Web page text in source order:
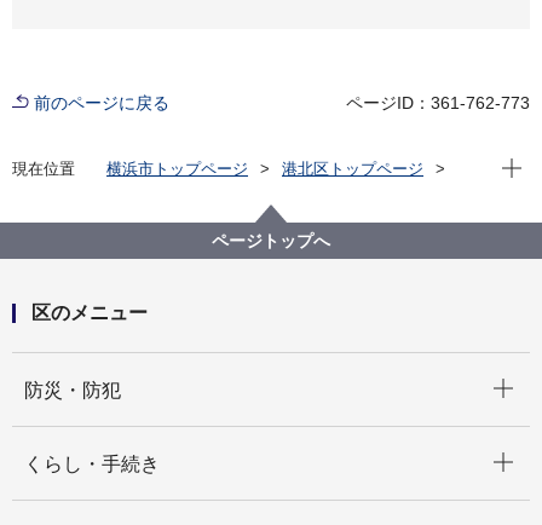
前のページに戻る ページID：361-762-773
現在位置 横浜市トップページ
港北区トップページ
区民活動支援センター
乳幼児期の食育セミナー ぱくぱくすこやか相談（終
了しました）
現在
ページトップへ
区のメニュー
防災・防犯
くらし・手続き